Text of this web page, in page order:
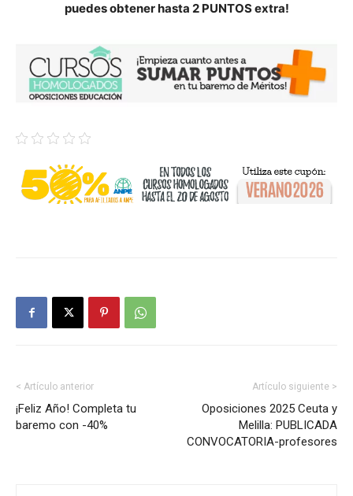
puedes obtener hasta 2 PUNTOS extra!
< Artículo anterior
¡Feliz Año! Completa tu
baremo con -40%
Artículo siguiente >
Oposiciones 2025 Ceuta y
Melilla: PUBLICADA
CONVOCATORIA-profesores